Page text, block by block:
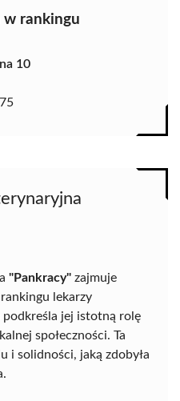
w rankingu
10
"Pankracy" zajmuje
lekarzy
jej istotną rolę
społeczności. Ta
i solidności, jaką zdobyła